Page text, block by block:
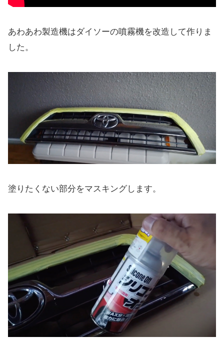
あわあわ製造機はダイソーの噴霧機を改造して作りま
した。
塗りたくない部分をマスキングします。